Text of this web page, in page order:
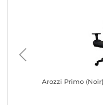
Arozzi Primo (Noir)